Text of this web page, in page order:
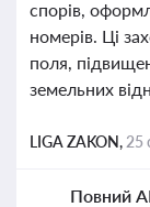
спорів,
номерів. Ці
поля,
земельних
LIGA ZAKON, 25
Повний